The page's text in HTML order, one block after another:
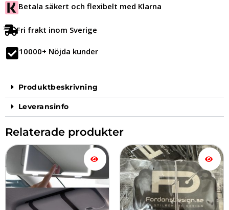
Betala säkert och flexibelt med Klarna
Fri frakt inom Sverige
10000+ Nöjda kunder
Produktbeskrivning
Leveransinfo
Relaterade produkter